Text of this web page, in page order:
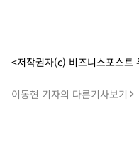
<저작권자(c) 비즈니스포스트
이동현 기자의 다른기사보기